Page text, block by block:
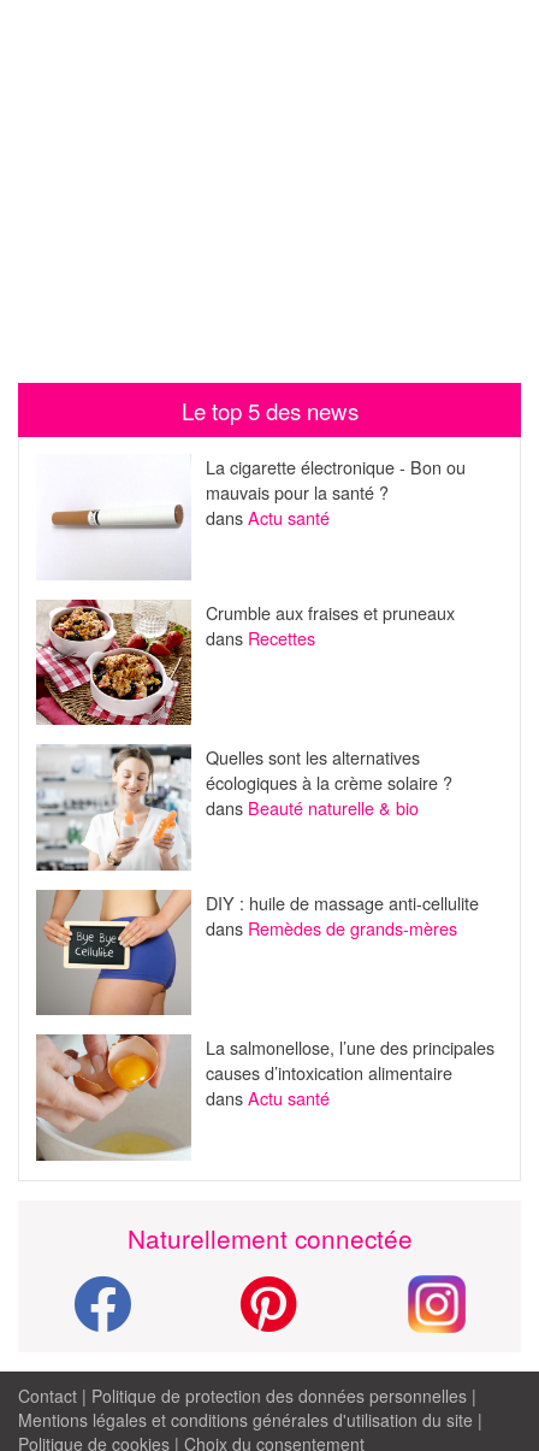
Le top 5 des news
La cigarette électronique - Bon ou
mauvais pour la santé ?
dansActu santé
Crumble aux fraises et pruneaux
dans Recettes
Quelles sont les alternatives
écologiques à la crème solaire ?
dans Beauté naturelle & bio
DIY : huile de massage anti-cellulite
dans Remèdes de grands-mères
La salmonellose, l’une des principales
causes d’intoxication alimentaire
dansActu santé
Naturellement connectée
Contact | Politique de protection des données personnelles |
Mentions légales et conditions générales d'utilisation du site |
Politique de cookies | Choix du consentement